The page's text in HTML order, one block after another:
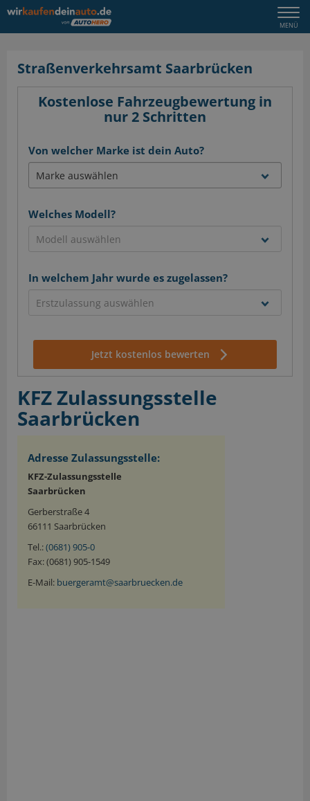
MENÜ
Straßenverkehrsamt Saarbrücken
Kostenlose Fahrzeugbewertung in
nur 2 Schritten
Von welcher Marke ist dein Auto?
Welches Modell?
In welchem Jahr wurde es zugelassen?
Jetzt kostenlos bewerten
KFZ Zulassungsstelle
Saarbrücken
Adresse Zulassungsstelle:
KFZ-Zulassungsstelle
Saarbrücken
Gerberstraße 4
66111 Saarbrücken
Tel.:(0681) 905-0
Fax: (0681) 905-1549
E-Mail: buergeramt@saarbruecken.de